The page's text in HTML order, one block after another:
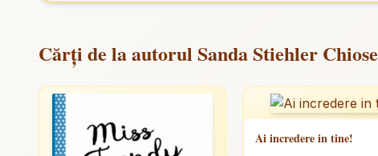
Cărți de la autorul Sanda Stiehler Chiose
Ai incredere in tine!